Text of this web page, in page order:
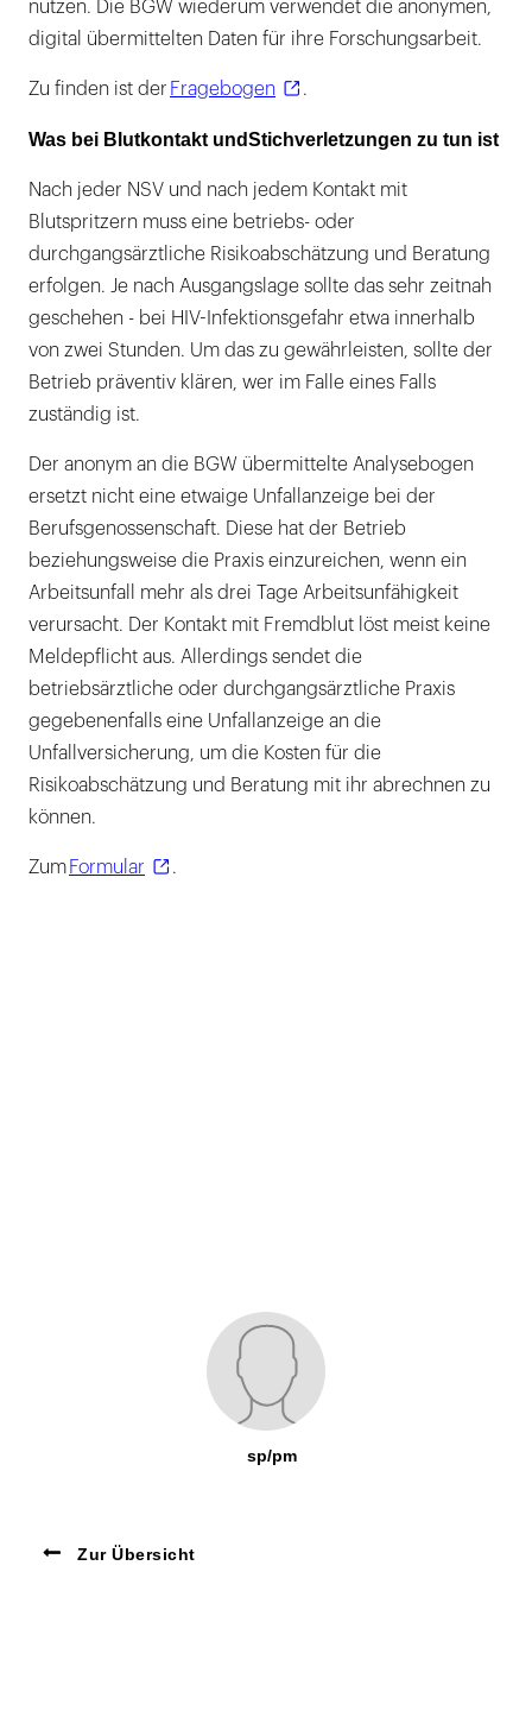
nutzen. Die BGW wiederum verwendet die anonymen,
digital übermittelten Daten für ihre Forschungsarbeit.
Zu finden ist der Fragebogen .
Was bei Blutkontakt undStichverletzungen zu tun ist
Nach jeder NSV und nach jedem Kontakt mit
Blutspritzern muss eine betriebs- oder
durchgangsärztliche Risikoabschätzung und Beratung
erfolgen. Je nach Ausgangslage sollte das sehr zeitnah
geschehen - bei HIV-Infektionsgefahr etwa innerhalb
von zwei Stunden. Um das zu gewährleisten, sollte der
Betrieb präventiv klären, wer im Falle eines Falls
zuständig ist.
Der anonym an die BGW übermittelte Analysebogen
ersetzt nicht eine etwaige Unfallanzeige bei der
Berufsgenossenschaft. Diese hat der Betrieb
beziehungsweise die Praxis einzureichen, wenn ein
Arbeitsunfall mehr als drei Tage Arbeitsunfähigkeit
verursacht. Der Kontakt mit Fremdblut löst meist keine
Meldepflicht aus. Allerdings sendet die
betriebsärztliche oder durchgangsärztliche Praxis
gegebenenfalls eine Unfallanzeige an die
Unfallversicherung, um die Kosten für die
Risikoabschätzung und Beratung mit ihr abrechnen zu
können.
Zum Formular .
sp/pm
Zur Übersicht